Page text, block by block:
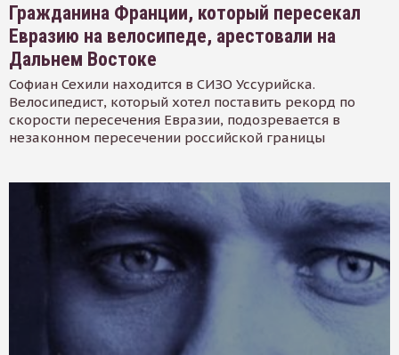
Гражданина Франции, который пересекал
Евразию на велосипеде, арестовали на
Дальнем Востоке
Софиан Сехили находится в СИЗО Уссурийска.
Велосипедист, который хотел поставить рекорд по
скорости пересечения Евразии, подозревается в
незаконном пересечении российской границы